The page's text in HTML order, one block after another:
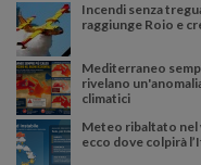
Incendi senza
raggiunge Roio e
Mediterraneo
rivelano
climatici
Meteo ribaltato nel
ecco dove colpirà